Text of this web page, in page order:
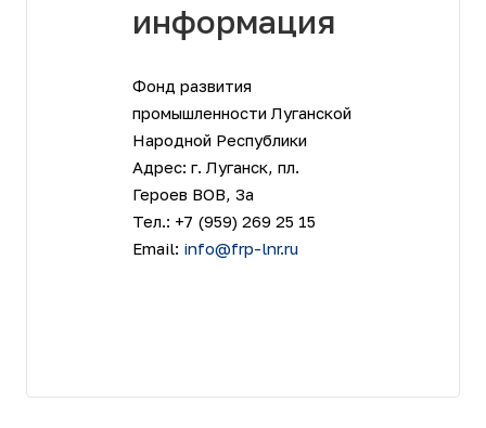
информация
Фонд развития
промышленности Луганской
Народной Республики
Адрес: г. Луганск, пл.
Героев ВОВ, 3а
Тел.: +7 (959) 269 25 15
Email: info@frp-lnr.ru